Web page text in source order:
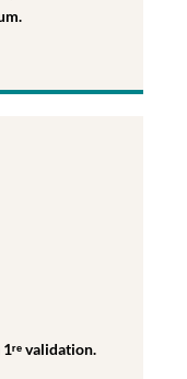
validation.